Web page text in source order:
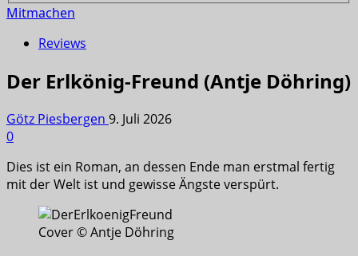
Mitmachen
Reviews
Der Erlkönig-Freund (Antje Döhring)
Götz Piesbergen 9. Juli 2026
0
Dies ist ein Roman, an dessen Ende man erstmal fertig
mit der Welt ist und gewisse Ängste verspürt.
Cover © Antje Döhring